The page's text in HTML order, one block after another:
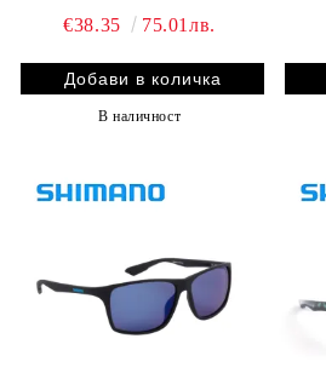
€38.35
75.01лв.
В наличност